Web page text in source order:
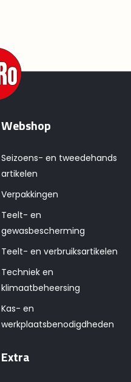
Webshop
Seizoens- en tweedehands
artikelen
Verpakkingen
Teelt- en
gewasbescherming
Teelt- en verbruiksartikelen
Techniek en
klimaatbeheersing
Kas- en
werkplaatsbenodigdheden
Extra